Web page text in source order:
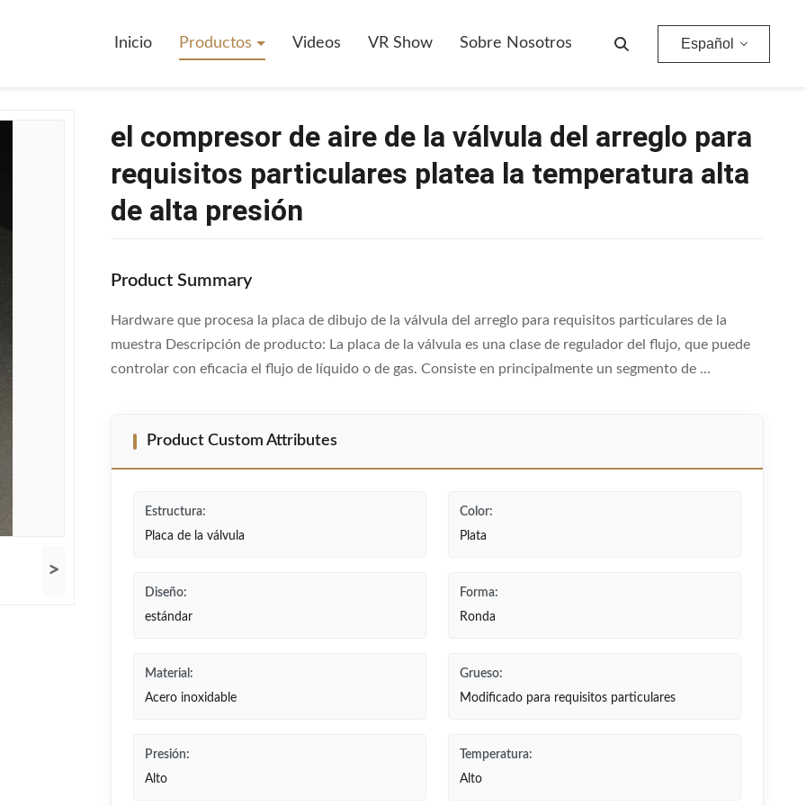
Inicio Productos Videos VR Show Sobre Nosotros Español
>
el compresor de aire de la válvula del arreglo para
requisitos particulares platea la temperatura alta
de alta presión
Product Summary
Hardware que procesa la placa de dibujo de la válvula del arreglo para requisitos particulares de la
muestra Descripción de producto: La placa de la válvula es una clase de regulador del flujo, que puede
controlar con eficacia el flujo de líquido o de gas. Consiste en principalmente un segmento de ...
Product Custom Attributes
Estructura:
Placa de la válvula
Color:
Plata
Diseño:
estándar
Forma:
Ronda
Material:
Acero inoxidable
Grueso:
Modificado para requisitos particulares
Presión:
Alto
Temperatura:
Alto